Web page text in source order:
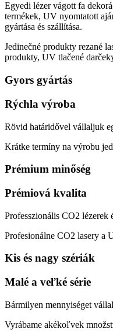
Egyedi lézer vágott fa
termékek, UV nyomtatott
gyártása és szállítása.
Jedinečné produkty rezané
produkty, UV tlačené
Gyors gyártás
Rýchla výroba
Rövid határidővel vállaljuk
Krátke termíny na výrobu
Prémium minőség
Prémiová kvalita
Professzionális CO2 lézerek
Profesionálne CO2 lasery a
Kis és nagy szériák
Malé a veľké série
Bármilyen mennyiséget
Vyrábame akékoľvek